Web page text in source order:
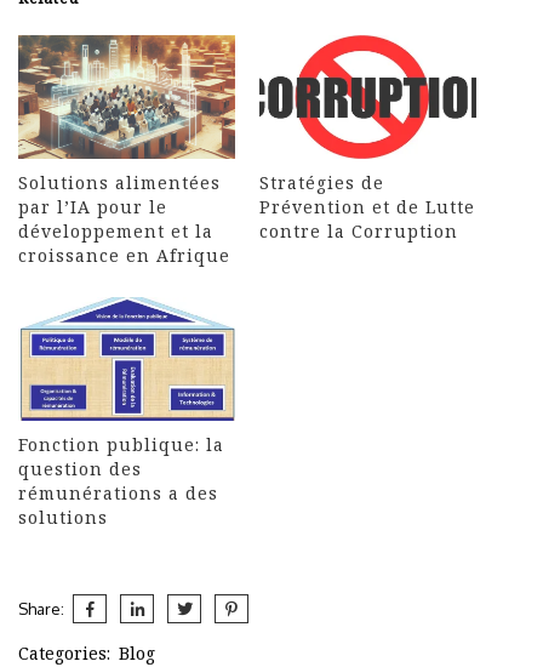
Solutions alimentées
par l’IA pour le
développement et la
croissance en Afrique
Stratégies de
Prévention et de Lutte
contre la Corruption
Fonction publique: la
question des
rémunérations a des
solutions
Share:
Categories: Blog